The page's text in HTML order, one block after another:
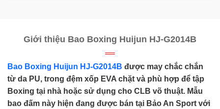
Giới thiệu Bao Boxing Huijun HJ-G2014B
Bao Boxing Huijun HJ-G2014B được may chắc chắn
từ da PU, trong đệm xốp EVA chặt và phù hợp để tập
Boxing tại nhà hoặc sử dụng cho CLB võ thuật. Mẫu
bao đấm này hiện đang được bán tại Bảo An Sport với